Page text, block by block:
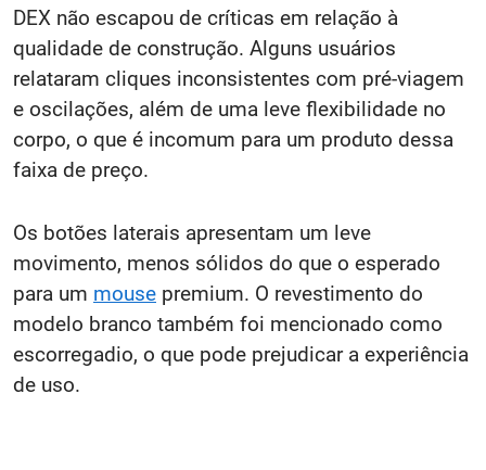
DEX não escapou de críticas em relação à
qualidade de construção. Alguns usuários
relataram cliques inconsistentes com pré-viagem
e oscilações, além de uma leve flexibilidade no
corpo, o que é incomum para um produto dessa
faixa de preço.
Os botões laterais apresentam um leve
movimento, menos sólidos do que o esperado
para um mouse premium. O revestimento do
modelo branco também foi mencionado como
escorregadio, o que pode prejudicar a experiência
de uso.